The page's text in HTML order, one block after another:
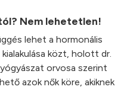
Nem lehetetlen!
lehet a hormonális
közt, holott dr.
orvosa szerint
azok nők köre, akiknek